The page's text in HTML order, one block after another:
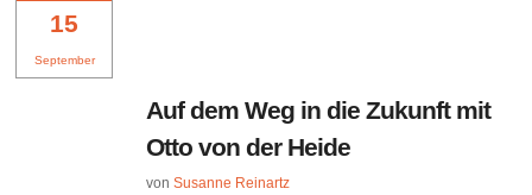
15
September
Auf dem Weg in die Zukunft mit
Otto von der Heide
vonSusanne Reinartz